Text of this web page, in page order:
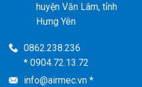
huyện Văn Lâm, tỉnh
Hưng Yên
0862.238.236
* 0904.72.13.72
info@airmec.vn *